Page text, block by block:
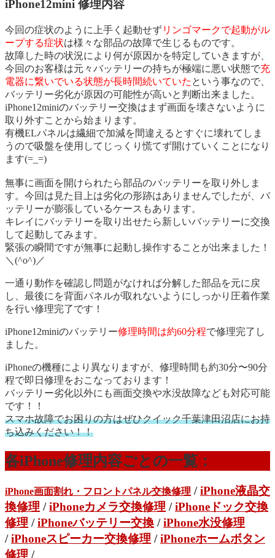
iPhone12mini 修理内容
今回の症状のように上手く起動せずリンゴマークで起動がル
ープする症状は様々な部品の故障で生じるものです。
故障した時の状況により何が原因かを特定していきますが、
今回のお客様は元々バッテリーの持ちが極端に悪い状態で充
電器に繋いでいる状態が長時間続いていた という事なので、
バッテリー劣化が原因の可能性が高いと判断出来ました。
iPhone12miniのバッテリー交換はまず画面を壊さないように
取り外すことから始まります。
有機ELパネルは繊細で加減を間違えるとすぐに壊れてしま
うので吸盤を使用してじっくり慌てず開けていくことになり
ます(=_=)
無事に画面を開けられたら部品のバッテリーを取り外しま
す。今回は見た目上は劣化の形跡はありませんでしたが、バ
ッテリーが膨張しているケースもあります。
キレイにバッテリーを取り出せたら新しいバッテリーに交換
して起動してみます。
緊張の瞬間ですが無事に起動し操作することが出来ました！
＼(^o^)／
一通り動作を確認し問題がなければ分解した部品を元に戻
し、最後にを背面パネルが取れないようにしっかり圧着作業
を行い修理完了です！
iPhone12miniのバッテリー修理時間は約60分程で修理完了し
ました。
iPhoneの機種により異なりますが、修理時間も約30分〜90分
程で即日修理をおこなっております！
バッテリー劣化以外にも画面交換や水没故障なども対応可能
です！！
スマホ故障でお困りの方はぜひクイック千葉津田沼店にお持
ち込みください！！
各iPhone修理内容ごとの一覧：
iPhone画面割れ・フロントパネル交換修理 /iPhone液晶交
換修理 /iPhoneカメラ交換修理 /iPhoneドック交換
修理 /iPhoneバッテリー交換 /iPhone水没修理
/iPhoneスピーカー交換修理 /iPhoneホームボタン
修理 /